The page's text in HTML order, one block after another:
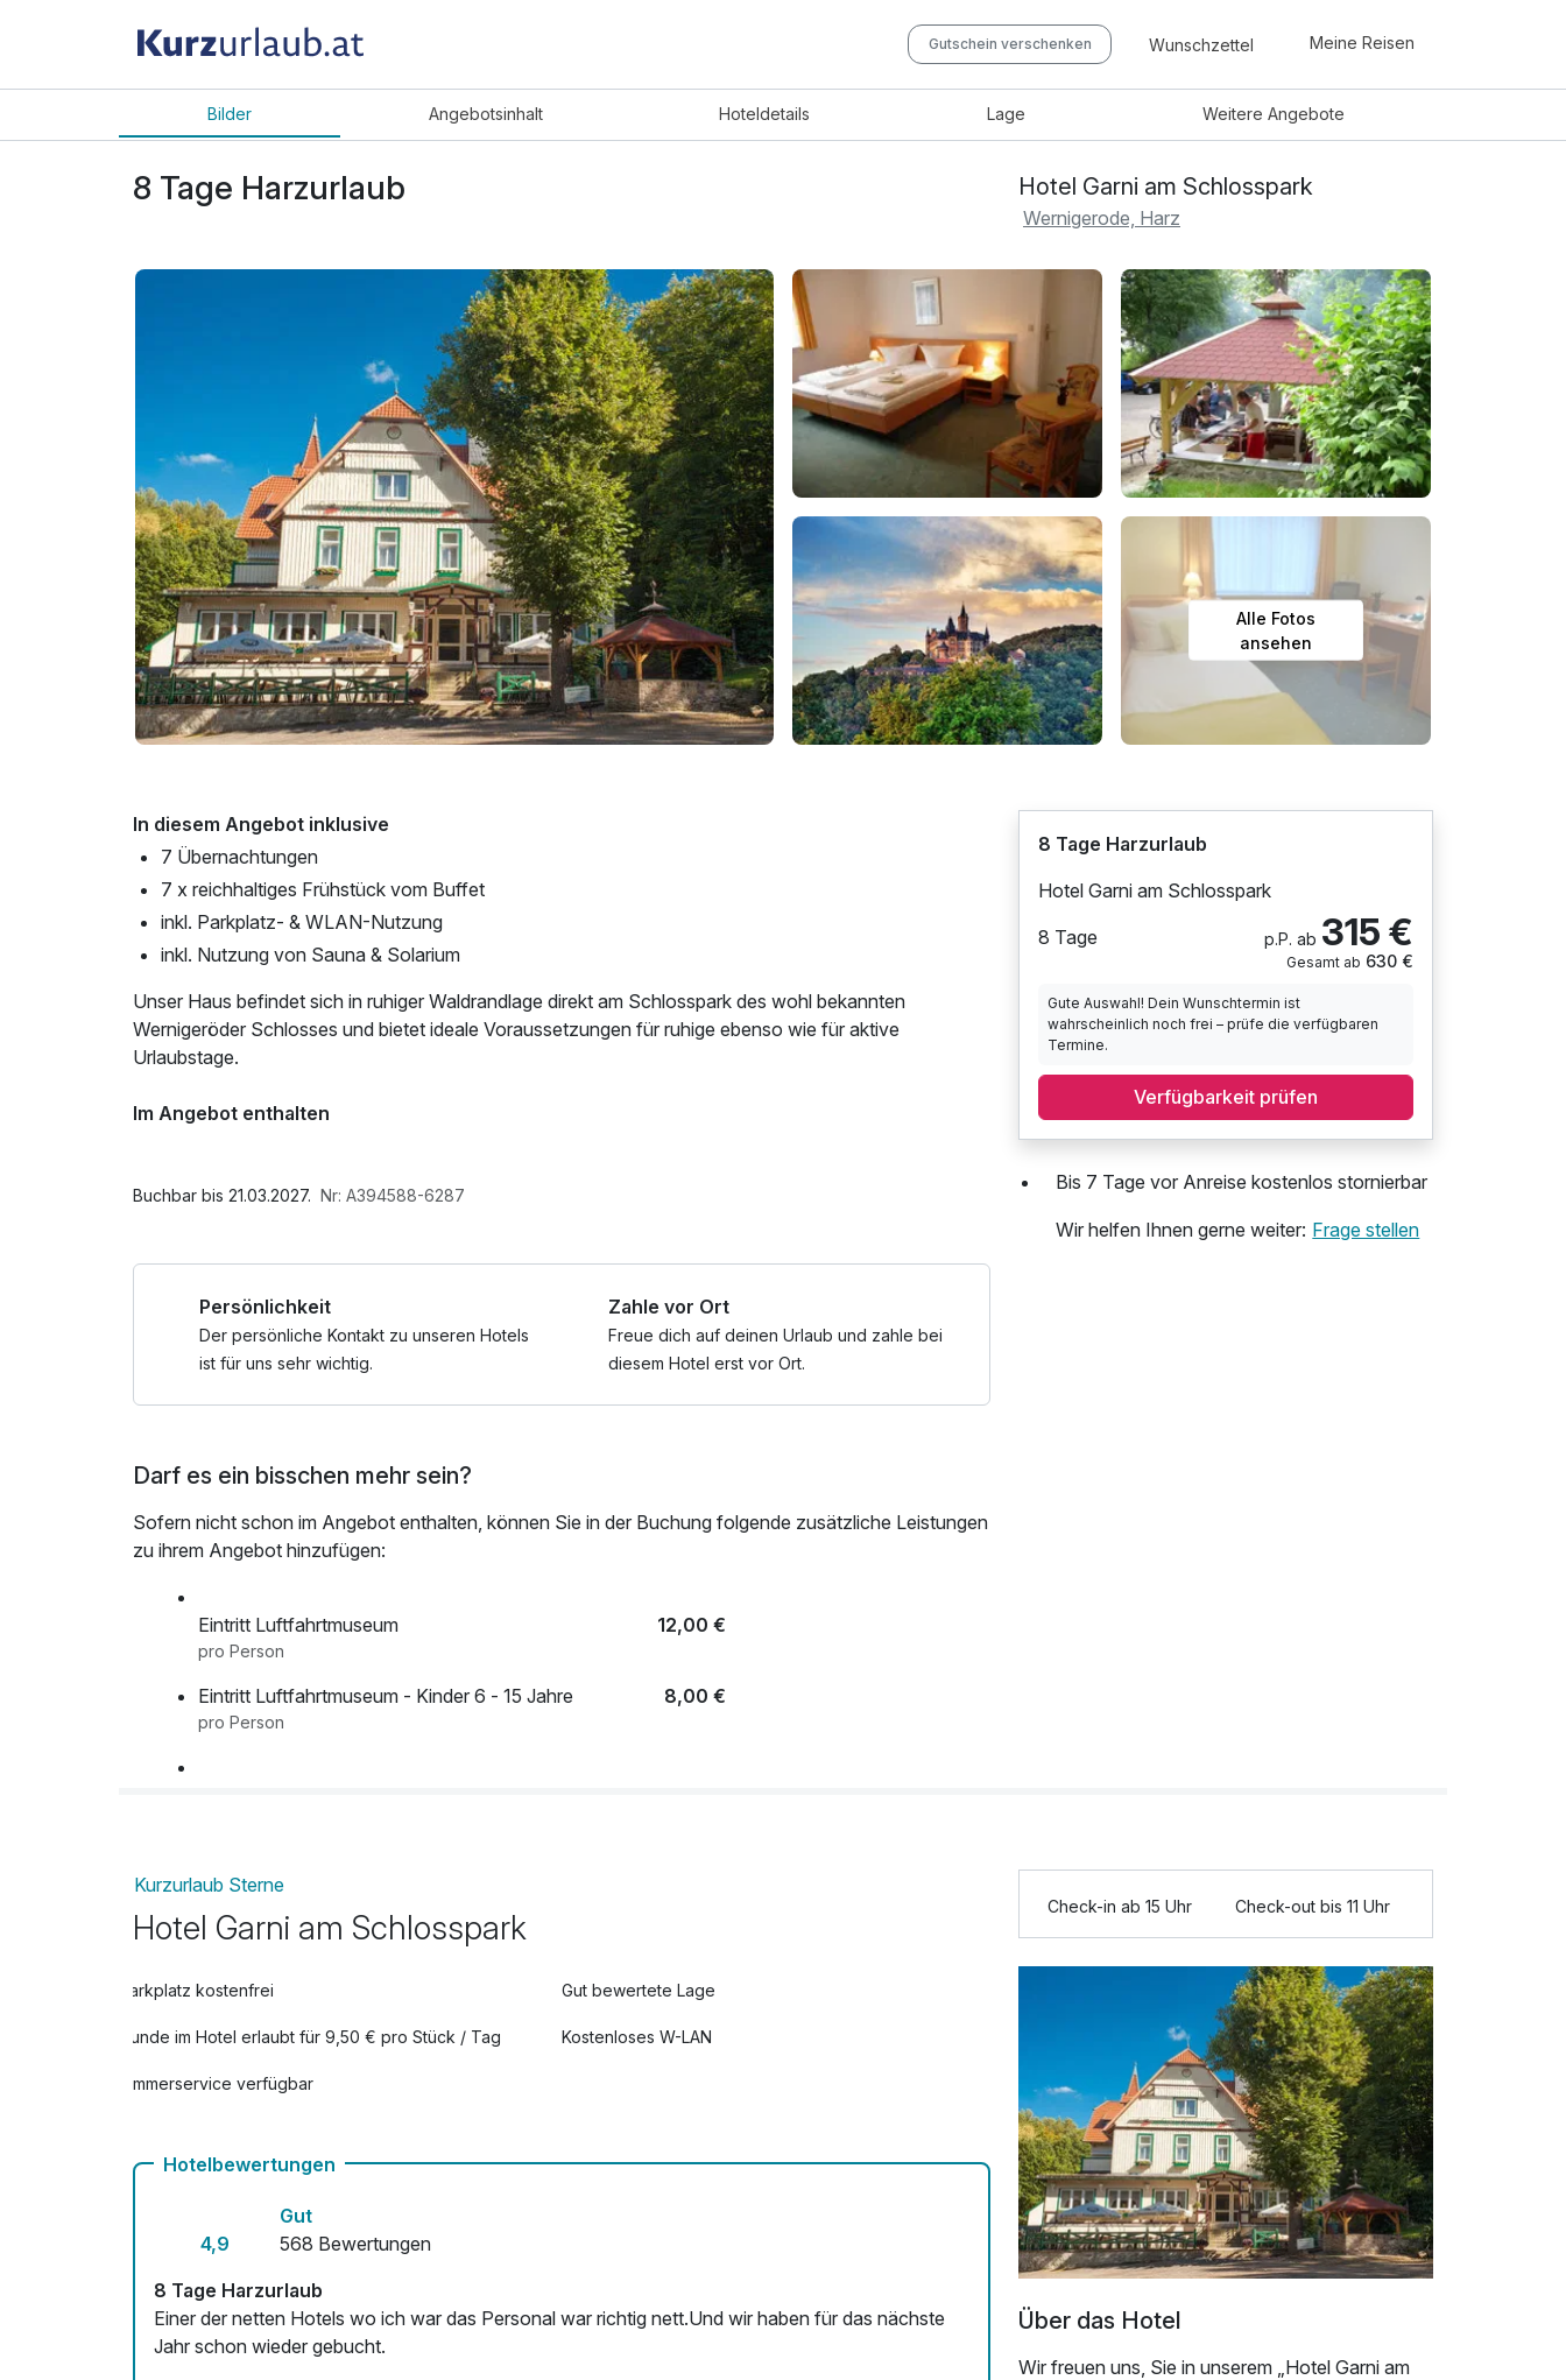
Gutschein verschenken Wunschzettel Meine Reisen
Bilder Angebotsinhalt Hoteldetails Lage WeitereAngebote
8 Tage Harzurlaub Hotel Garni am Schlosspark
Wernigerode, Harz
Alle Fotos
ansehen
In diesem Angebot inklusive
7 Übernachtungen
7 x reichhaltiges Frühstück vom Buffet
inkl. Parkplatz- & WLAN-Nutzung
inkl. Nutzung von Sauna & Solarium
Unser Haus befindet sich in ruhiger Waldrandlage direkt am Schlosspark des wohl bekannten
Wernigeröder Schlosses und bietet ideale Voraussetzungen für ruhige ebenso wie für aktive
Urlaubstage.
Im Angebot enthalten
Buchbar bis 21.03.2027. Nr: A394588-6287
Persönlichkeit
Der persönliche Kontakt zu unseren Hotels
ist für uns sehr wichtig.
Zahle vor Ort
Freue dich auf deinen Urlaub und zahle bei
diesem Hotel erst vor Ort.
Darf es ein bisschen mehr sein?
Sofern nicht schon im Angebot enthalten, können Sie in der Buchung folgende zusätzliche Leistungen
zu ihrem Angebot hinzufügen:
Eintritt Luftfahrtmuseum 12,00 €
pro Person
Eintritt Luftfahrtmuseum - Kinder 6 - 15 Jahre 8,00 €
pro Person
Fahrt mit der Harzer Schmalspurbahn
pro Person
8 Tage Harzurlaub
Hotel Garni am Schlosspark
8 Tage
p.P. ab 315 €
Gesamt ab 630 €
Gute Auswahl! Dein Wunschtermin ist
wahrscheinlich noch frei – prüfe die verfügbaren
Termine.
Verfügbarkeit prüfen
Bis 7 Tage vor Anreise kostenlos stornierbar
Wir helfen Ihnen gerne weiter: Frage stellen
Kurzurlaub Sterne
Hotel Garni am Schlosspark
Parkplatz kostenfrei Gut bewertete Lage
Hunde im Hotel erlaubt für 9,50 € pro Stück / Tag Kostenloses W-LAN
Zimmerservice verfügbar
Hotelbewertungen
4,9
Gut
568 Bewertungen
8 Tage Harzurlaub
Einer der netten Hotels wo ich war das Personal war richtig nett.Und wir haben für das nächste
Jahr schon wieder gebucht.
Check-in ab 15 Uhr Check-out bis 11 Uhr
Über das Hotel
Wir freuen uns, Sie in unserem „Hotel Garni am